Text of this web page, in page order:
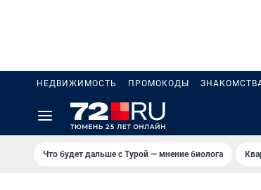
НЕДВИЖИМОСТЬ ПРОМОКОДЫ
Что будет дальше с Турой — мнение биолога